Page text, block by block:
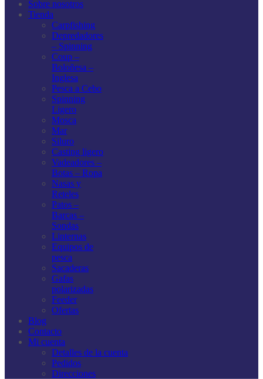
Sobre nosotros
Tienda
Carpfishing
Depredadores
– Spinning
Coup –
Boloñesa –
Inglesa
Pesca a Cebo
Spinning
Ligero
Mosca
Mar
Siluro
Casting ligero
Vadeadores –
Botas – Ropa
Nasas y
Reteles
Patos –
Barcas –
Sondas
Linternas
Equipos de
pesca
Sacaderas
Gafas
polarizadas
Feeder
Ofertas
Blog
Contacto
Mi cuenta
Detalles de la cuenta
Pedidos
Direcciones